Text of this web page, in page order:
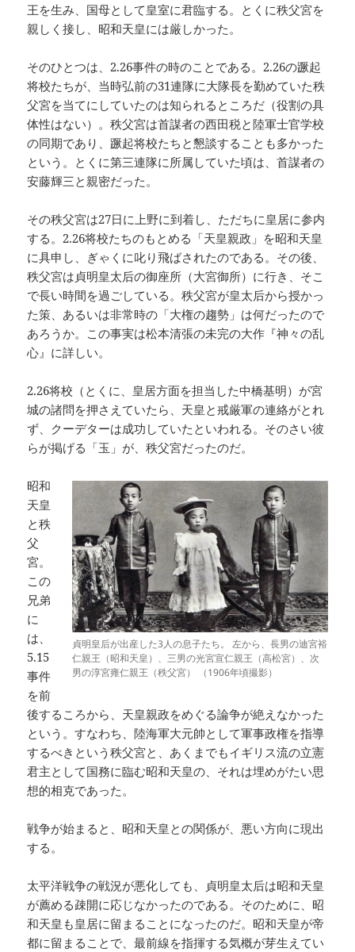
王を生み、国母として皇室に君臨する。とくに秩父宮を
親しく接し、昭和天皇には厳しかった。
そのひとつは、2.26事件の時のことである。2.26の蹶起
将校たちが、当時弘前の31連隊に大隊長を勤めていた秩
父宮を当てにしていたのは知られるところだ（役割の具
体性はない）。秩父宮は首謀者の西田税と陸軍士官学校
の同期であり、蹶起将校たちと懇談することも多かった
という。とくに第三連隊に所属していた頃は、首謀者の
安藤輝三と親密だった。
その秩父宮は27日に上野に到着し、ただちに皇居に参内
する。2.26将校たちのもとめる「天皇親政」を昭和天皇
に具申し、ぎゃくに叱り飛ばされたのである。その後、
秩父宮は貞明皇太后の御座所（大宮御所）に行き、そこ
で長い時間を過ごしている。秩父宮が皇太后から授かっ
た策、あるいは非常時の「大権の趨勢」は何だったので
あろうか。この事実は松本清張の未完の大作『神々の乱
心』に詳しい。
2.26将校（とくに、皇居方面を担当した中橋基明）が宮
城の諸問を押さえていたら、天皇と戒厳軍の連絡がとれ
ず、クーデターは成功していたといわれる。そのさい彼
らが掲げる「玉」が、秩父宮だったのだ。
貞明皇后が出産した3人の息子たち。 左から、長男の迪宮裕
仁親王（昭和天皇）、三男の光宮宣仁親王（高松宮）、次
男の淳宮雍仁親王（秩父宮） （1906年頃撮影）
昭和
天皇
と秩
父
宮。
この
兄弟
に
は、
5.15
事件
を前
後するころから、天皇親政をめぐる論争が絶えなかった
という。すなわち、陸海軍大元帥として軍事政権を指導
するべきという秩父宮と、あくまでもイギリス流の立憲
君主として国務に臨む昭和天皇の、それは埋めがたい思
想的相克であった。
戦争が始まると、昭和天皇との関係が、悪い方向に現出
する。
太平洋戦争の戦況が悪化しても、貞明皇太后は昭和天皇
が薦める疎開に応じなかったのである。そのために、昭
和天皇も皇居に留まることになったのだ。昭和天皇が帝
都に留まることで、最前線を指揮する気概が芽生えてい